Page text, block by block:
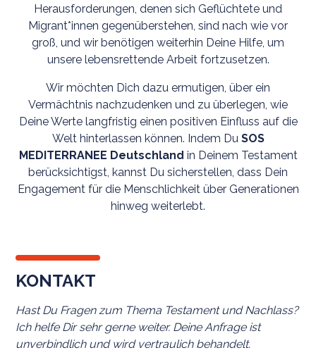
Herausforderungen, denen sich Geflüchtete und
Migrant*innen gegenüberstehen, sind nach wie vor
groß, und wir benötigen weiterhin Deine Hilfe, um
unsere lebensrettende Arbeit fortzusetzen.
Wir möchten Dich dazu ermutigen, über ein
Vermächtnis nachzudenken und zu überlegen, wie
Deine Werte langfristig einen positiven Einfluss auf die
Welt hinterlassen können. Indem Du SOS
MEDITERRANEE Deutschland in Deinem Testament
berücksichtigst, kannst Du sicherstellen, dass Dein
Engagement für die Menschlichkeit über Generationen
hinweg weiterlebt.
KONTAKT
Hast Du Fragen zum Thema Testament und Nachlass?
Ich helfe Dir sehr gerne weiter. Deine Anfrage ist
unverbindlich und wird vertraulich behandelt.